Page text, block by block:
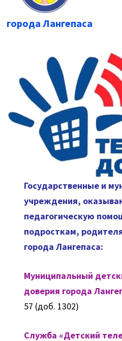
города Лангепаса
Государственные и
учреждения,
педагогическую
подросткам,
города Лангепаса:
Муниципальный
доверия города
57 (доб. 1302)
Служба «Детский